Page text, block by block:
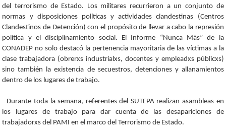
del terrorismo de Estado. Los militares recurrieron a un conjunto de
normas y disposiciones políticas y actividades clandestinas (Centros
Clandestinos de Detención) con el propósito de llevar a cabo la represión
política y el disciplinamiento social. El Informe “Nunca Más” de la
CONADEP no solo destacó la pertenencia mayoritaria de las víctimas a la
clase trabajadora (obrerxs industrialxs, docentes y empleadxs públicxs)
sino también la existencia de secuestros, detenciones y allanamientos
dentro de los lugares de trabajo.
Durante toda la semana, referentes del SUTEPA realizan asambleas en
los lugares de trabajo para dar cuenta de las desapariciones de
trabajadorxs del PAMI en el marco del Terrorismo de Estado.